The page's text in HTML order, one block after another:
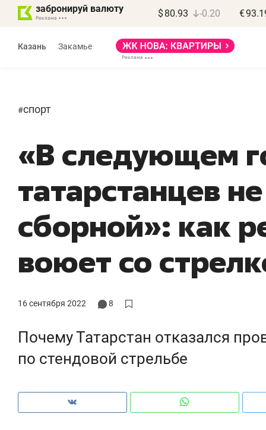
забронируй валюту $ 80.93 -0.20 €
Казань Закамье
#спорт
«В следующем
татарстанцев
сборной»: как
воюет со
16 сентября 2022 8
Почему Татарстан отказался
по стендовой стрельбе
Марат Арсланов
«КирпичХолдинг»
«Главная задача
девелопера – найти
правильный продукт»
Башкортостана входит в Татарстан
с ЖК «Иволга» в Зеленодольске